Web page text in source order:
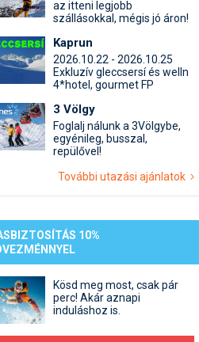
Termékkereső
egyéb síeléshez kapcsolódó téma
kapcsolatos kérdések és válaszok
beszélgetések
az itteni legjobb
szállásokkal, mégis jó áron!
Kaprun
2026.10.22 - 2026.10.25
Exkluzív gleccsersí és welln
4*hotel, gourmet FP
3 Völgy
Foglalj nálunk a 3Völgybe,
egyénileg, busszal,
repülővel!
További utazási ajánlatok
10%
Kösd meg most, csak pár
perc! Akár aznapi
induláshoz is.